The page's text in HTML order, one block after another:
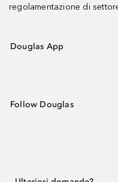
regolamentazione di
Douglas App
Follow Douglas